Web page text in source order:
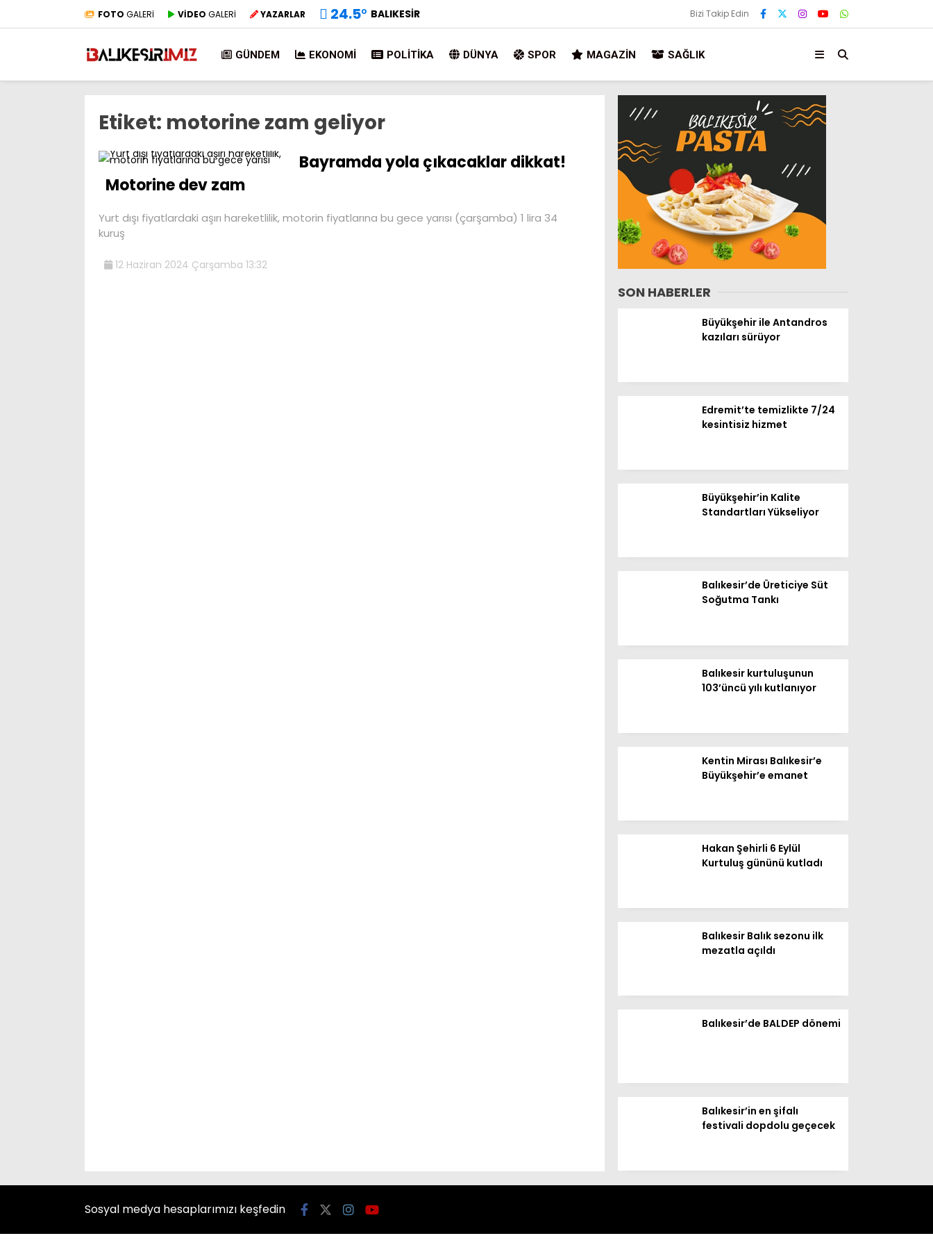
Spor
Politika
Dünya
Facebook
Instagram
FOTO GALERİ VİDEO GALERİ YAZARLAR 24.5° BALIKESIR Bizi Takip Edin
GÜNDEM EKONOMI POLITIKA DÜNYA SPOR MAGAZIN SAĞLIK
Etiket: motorine zam geliyor
Bayramda yola çıkacaklar dikkat!
Motorine dev zam
Yurt dışı fiyatlardaki aşırı hareketlilik, motorin fiyatlarına bu gece yarısı (çarşamba) 1 lira 34
kuruş
12 Haziran 2024 Çarşamba 13:32
SON HABERLER
Büyükşehir ile Antandros
kazıları sürüyor
Edremit’te temizlikte 7/24
kesintisiz hizmet
Büyükşehir’in Kalite
Standartları Yükseliyor
Balıkesir’de Üreticiye Süt
Soğutma Tankı
Balıkesir kurtuluşunun
103’üncü yılı kutlanıyor
Kentin Mirası Balıkesir’e
Büyükşehir’e emanet
Hakan Şehirli 6 Eylül
Kurtuluş gününü kutladı
Balıkesir Balık sezonu ilk
mezatla açıldı
Balıkesir’de BALDEP dönemi
Balıkesir’in en şifalı
festivali dopdolu geçecek
Sosyal medya hesaplarımızı keşfedin